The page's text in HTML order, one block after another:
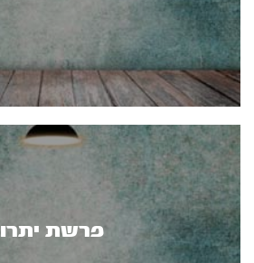
פרשת יתרו